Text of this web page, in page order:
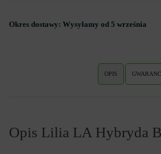
Okres dostawy: Wysyłamy od 5 września
OPIS
Opis Lilia LA Hybryda